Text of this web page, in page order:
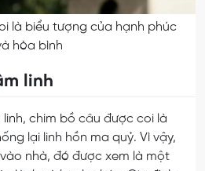
là biểu tượng của hạnh phúc
hòa bình
linh
linh, chim bồ câu được coi là
lại linh hồn ma quỷ. Vì vậy,
nhà, đó được xem là một